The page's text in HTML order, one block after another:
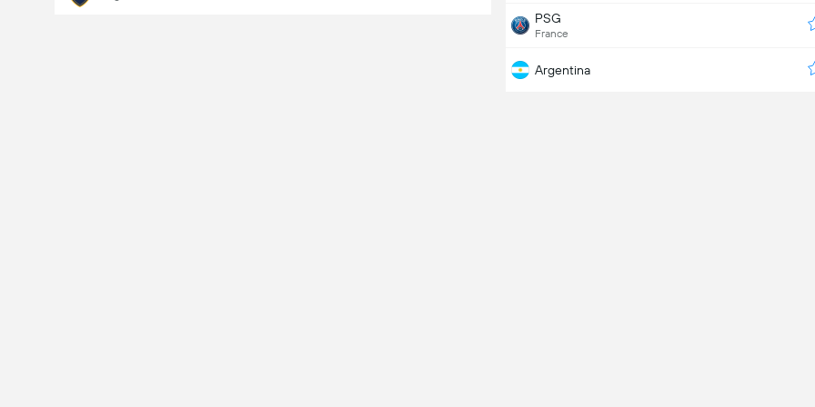
PSG
France
Argentina